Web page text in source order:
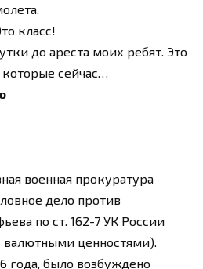
класс!
до ареста моих ребят. Это
сейчас…
военная прокуратура
дело против
по ст. 162-7 УК России
валютными ценностями).
года, было возбуждено